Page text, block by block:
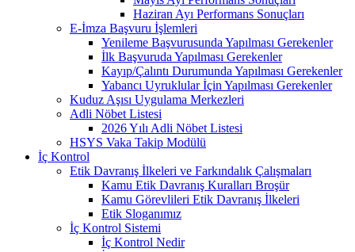
Haziran Ayı Performans Sonuçları
E-İmza Başvuru İşlemleri
Yenileme Başvurusunda Yapılması Gerekenler
İlk Başvuruda Yapılması Gerekenler
Kayıp/Çalıntı Durumunda Yapılması Gerekenler
Yabancı Uyruklular İçin Yapılması Gerekenler
Kuduz Aşısı Uygulama Merkezleri
Adli Nöbet Listesi
2026 Yılı Adli Nöbet Listesi
HSYS Vaka Takip Modülü
İç Kontrol
Etik Davranış İlkeleri ve Farkındalık Çalışmaları
Kamu Etik Davranış Kuralları Broşür
Kamu Görevlileri Etik Davranış İlkeleri
Etik Sloganımız
İç Kontrol Sistemi
İç Kontrol Nedir